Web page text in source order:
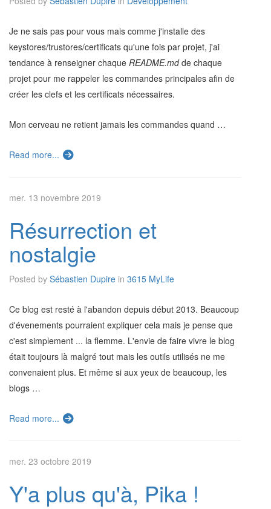
Je ne sais pas pour vous mais comme j'installe des
keystores/trustores/certificats qu'une fois par projet, j'ai
tendance à renseigner chaque README.mdde chaque
projet pour me rappeler les commandes principales afin de
créer les clefs et les certificats nécessaires.
Mon cerveau ne retient jamais les commandes quand …
Read more...
mer. 13 novembre 2019
Résurrection et
nostalgie
Posted by Sébastien Dupire in 3615 MyLife
Ce blog est resté à l'abandon depuis début 2013. Beaucoup
d'évenements pourraient expliquer cela mais je pense que
c'est simplement ... la flemme. L'envie de faire vivre le blog
était toujours là malgré tout mais les outils utilisés ne me
convenaient plus. Et même si aux yeux de beaucoup, les
blogs …
Read more...
mer. 23 octobre 2019
Y'a plus qu'à, Pika !